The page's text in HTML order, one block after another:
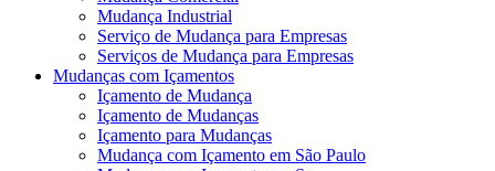
Mudança Industrial
Serviço de Mudança para Empresas
Serviços de Mudança para Empresas
Mudanças com Içamentos
Içamento de Mudança
Içamento de Mudanças
Içamento para Mudanças
Mudança com Içamento em São Paulo